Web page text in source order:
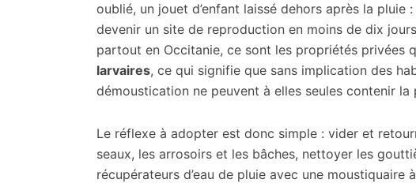
oublié, un jouet d’enfant laissé dehors après la
devenir un site de reproduction en moins de dix
partout en Occitanie, ce sont les propriétés privées
larvaires, ce qui signifie que sans implication des
démoustication ne peuvent à elles seules contenir la
Le réflexe à adopter est donc simple : vider et
seaux, les arrosoirs et les bâches, nettoyer les
récupérateurs d’eau de pluie avec une moustiquaire